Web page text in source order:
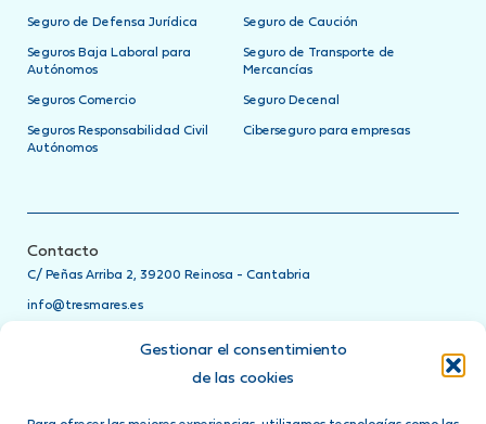
Gestionar el consentimiento
de las cookies
Seguro de Defensa Jurídica
Seguros Baja Laboral para
Autónomos
Seguros Comercio
Seguros Responsabilidad Civil
Autónomos
Seguro de Caución
Seguro de Transporte de
Mercancías
Seguro Decenal
Ciberseguro para empresas
Contacto
C/ Peñas Arriba 2, 39200 Reinosa - Cantabria
info@tresmares.es
Teléfonos de asistencia